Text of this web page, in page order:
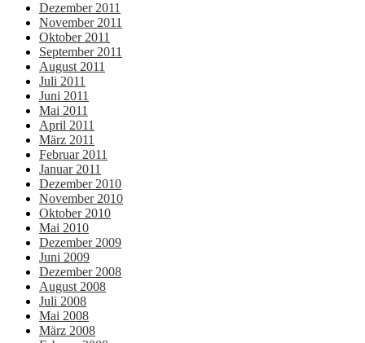
Dezember 2011
November 2011
Oktober 2011
September 2011
August 2011
Juli 2011
Juni 2011
Mai 2011
April 2011
März 2011
Februar 2011
Januar 2011
Dezember 2010
November 2010
Oktober 2010
Mai 2010
Dezember 2009
Juni 2009
Dezember 2008
August 2008
Juli 2008
Mai 2008
März 2008